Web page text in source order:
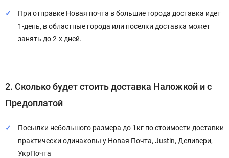
При отправке Новая почта в большие города доставка идет
1-день, в областные города или поселки доставка может
занять до 2-х дней.
2. Сколько будет стоить доставка Наложкой и с
Предоплатой
Посылки небольшого размера до 1кг по стоимости доставки
практически одинаковы у Новая Почта, Justin, Деливери,
УкрПочта